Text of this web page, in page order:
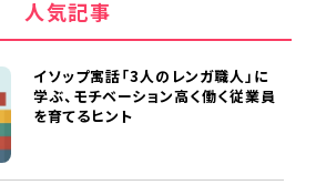
人気記事
イソップ寓話「3人のレンガ職人」に
学ぶ、モチベーション高く働く従業員
を育てるヒント